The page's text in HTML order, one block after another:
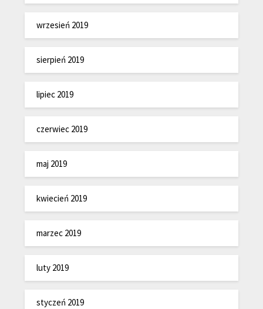
wrzesień 2019
sierpień 2019
lipiec 2019
czerwiec 2019
maj 2019
kwiecień 2019
marzec 2019
luty 2019
styczeń 2019